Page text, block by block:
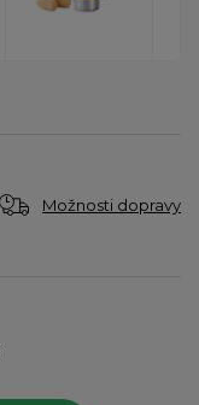
Možnosti dopravy